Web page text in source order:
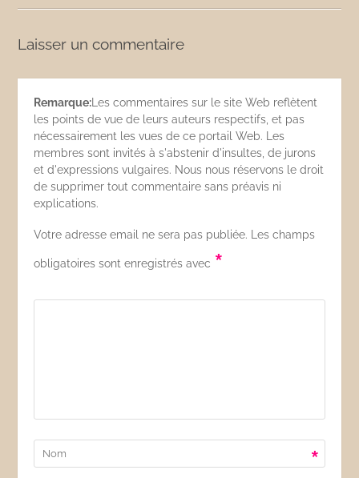
Laisser un commentaire
Remarque: Les commentaires sur le site Web reflètent
les points de vue de leurs auteurs respectifs, et pas
nécessairement les vues de ce portail Web. Les
membres sont invités à s'abstenir d'insultes, de jurons
et d'expressions vulgaires. Nous nous réservons le droit
de supprimer tout commentaire sans préavis ni
explications.
Votre adresse email ne sera pas publiée. Les champs
obligatoires sont enregistrés avec *
*